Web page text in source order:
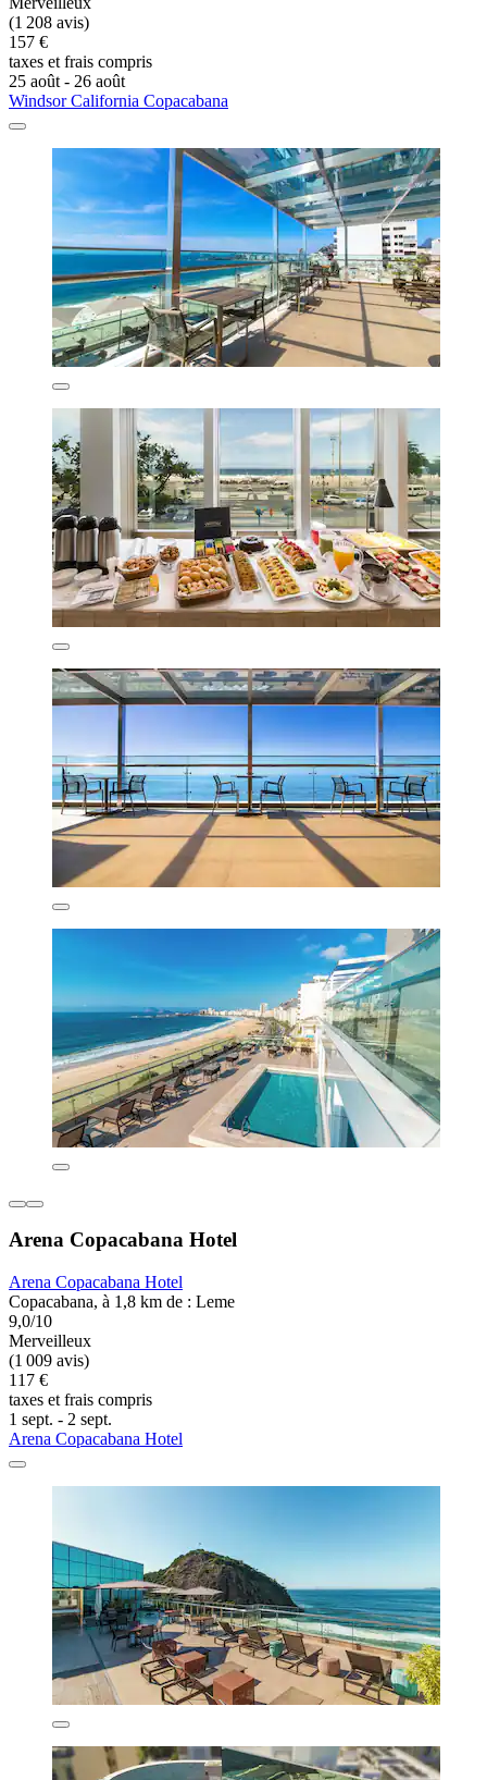
(1 208 avis)
157 €
taxes et frais compris
25 août - 26 août
Windsor California Copacabana
Arena Copacabana Hotel
Arena Copacabana Hotel
Copacabana, à 1,8 km de : Leme
9,0/10
Merveilleux
(1 009 avis)
117 €
taxes et frais compris
1 sept. - 2 sept.
Arena Copacabana Hotel